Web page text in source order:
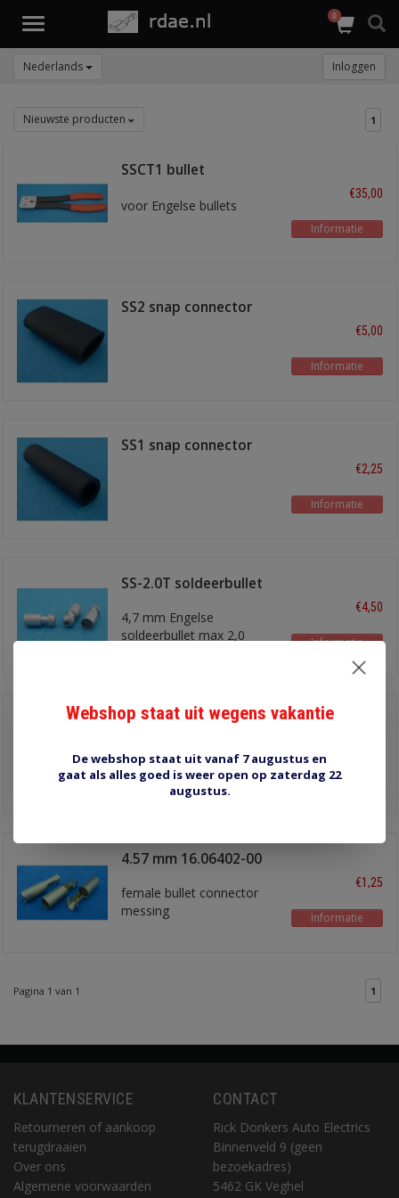
Toggle
0
Nederlands Inloggen
Nieuwste producten 1
SSCT1 bullet
voor Engelse bullets
€35,00
Informatie
SS2 snap connector
€5,00
Informatie
SS1 snap connector
€2,25
Informatie
SS-2.0T soldeerbullet
4,7 mm Engelse
soldeerbullet max 2,0
€4,50
Informatie
4.57 mm 16.06402-02
bullet connector female
messing vertind
Informatie
4.57 mm 16.06402-00
female bullet connector
messing
€1,25
Informatie
Pagina 1 van 1 1
KLANTENSERVICE
Retourneren of aankoop
terugdraaien
Over ons
Algemene voorwaarden
CONTACT
Rick Donkers Auto Electrics
Binnenveld 9 (geen
bezoekadres)
5462 GK Veghel
Webshop staat uit wegens vakantie
De webshop staat uit vanaf 7 augustus en
gaat als alles goed is weer open op zaterdag 22
augustus.